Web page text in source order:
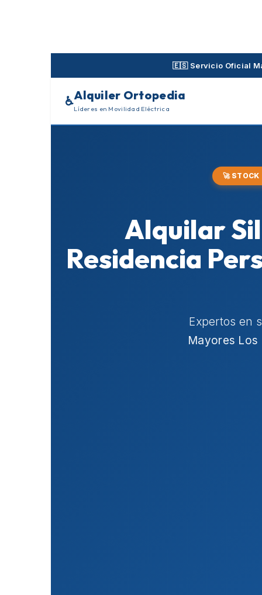
🇪🇸 Servicio Oficial
♿Alquiler Ortopedia
Líderes en Movilidad Eléctrica
🚀 STOCK
Alquilar
Residencia
Expertos en
Mayores Los